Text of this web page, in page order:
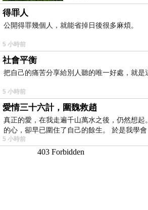
得罪人
公開得罪幾個人，就能省掉日後很多麻煩。
5 小時前
社會平衡
把自己的痛苦分享給別人聽的唯一好處，就是
5 小時前
愛情三十六計，圍魏救趙
真正的愛，在我走遍千山萬水之後，仍然想起
的心，卻早已圍住了自己的餘生。 於是我學
5 小時前